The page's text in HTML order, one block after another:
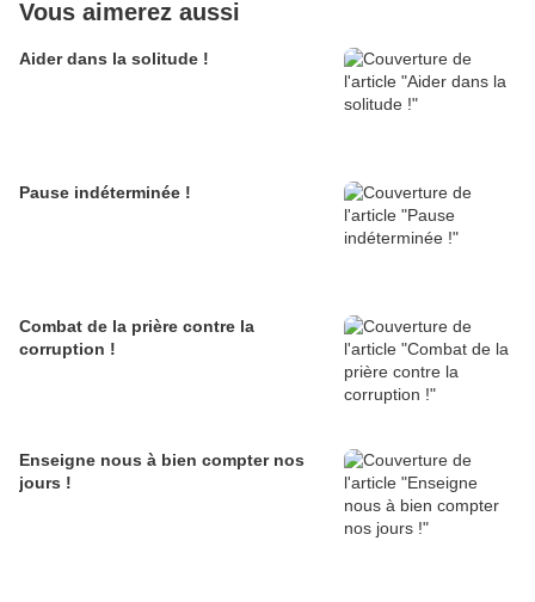
Vous aimerez aussi
Aider dans la solitude !
Pause indéterminée !
Combat de la prière contre la
corruption !
Enseigne nous à bien compter nos
jours !